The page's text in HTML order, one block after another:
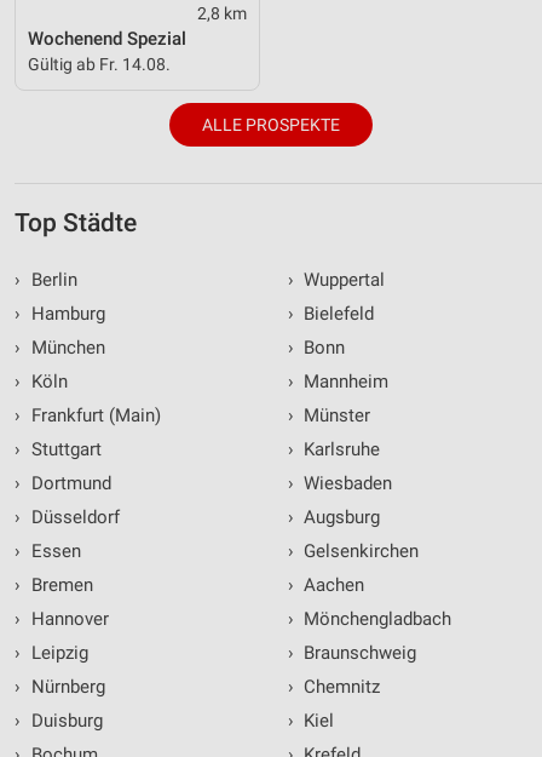
2,8 km
Wochenend Spezial
Gültig ab Fr. 14.08.
ALLE PROSPEKTE
Top Städte
›
Berlin
›
Hamburg
›
München
›
Köln
›
Frankfurt (Main)
› Stuttgart
›
Dortmund
›
Düsseldorf
›
Essen
›
Bremen
›
Hannover
›
Leipzig
›
Nürnberg
›
Duisburg
› Wuppertal
› Bielefeld
› Bonn
› Mannheim
› Münster
› Karlsruhe
› Wiesbaden
› Augsburg
› Gelsenkirchen
› Aachen
› Mönchengladbach
› Braunschweig
› Chemnitz
› Kiel